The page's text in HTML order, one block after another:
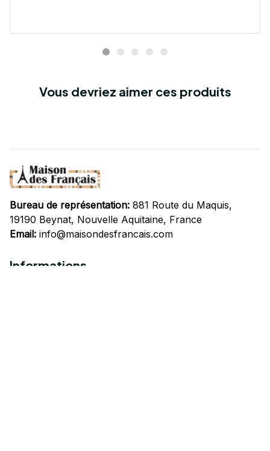
Vous devriez aimer ces produits
Bureau de représentation: 881 Route du Maquis,
19190 Beynat, Nouvelle Aquitaine, France
Email: info@maisondesfrancais.com
Informations